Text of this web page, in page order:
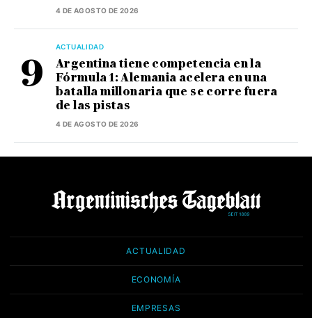
4 DE AGOSTO DE 2026
ACTUALIDAD
Argentina tiene competencia en la
Fórmula 1: Alemania acelera en una
batalla millonaria que se corre fuera
de las pistas
4 DE AGOSTO DE 2026
ACTUALIDAD
ECONOMÍA
EMPRESAS